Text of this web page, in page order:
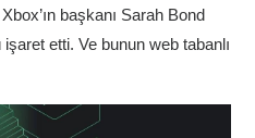
başkanı Sarah Bond
etti. Ve bunun web tabanlı